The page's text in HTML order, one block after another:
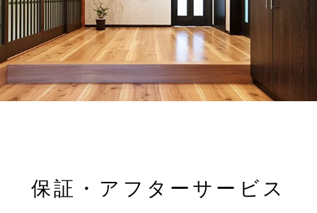
保証・アフターサービス